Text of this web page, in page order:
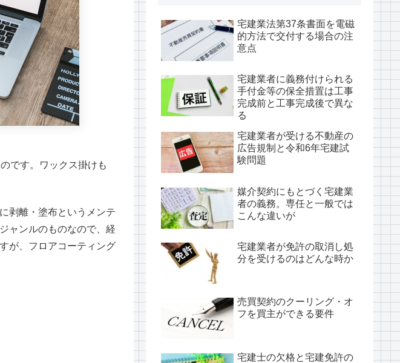
です。ワックス掛けも
剥離・塗布というメンテ
ャンルのものなので、経
が、フロアコーティング
宅建業法第37条書面を電磁
的方法で交付する場合の注
意点
宅建業者に義務付けられる
手付金等の保全措置は工事
完成前と工事完成後で異な
る
宅建業者が受ける不動産の
広告規制と令和6年宅建試
験問題
媒介契約にもとづく宅建業
者の義務。専任と一般では
こんな違いが
宅建業者が免許の取消し処
分を受けるのはどんな時か
売買契約のクーリング・オ
フを買主ができる要件
宅建士の欠格と宅建免許の